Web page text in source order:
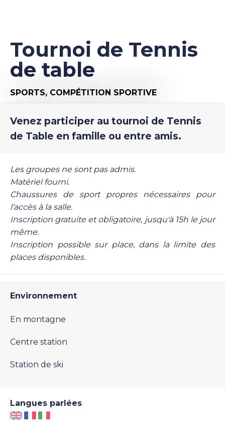
Tournoi de Tennis
de table
SPORTS, COMPÉTITION SPORTIVE
Venez participer au tournoi de Tennis
de Table en famille ou entre amis.
Les groupes ne sont pas admis.
Matériel fourni.
Chaussures de sport propres nécessaires pour
l'accès à la salle.
Inscription gratuite et obligatoire, jusqu'à 15h le jour
même.
Inscription possible sur place, dans la limite des
places disponibles.
Environnement
En montagne
Centre station
Station de ski
Langues parlées